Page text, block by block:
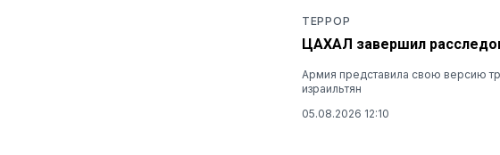
ТЕРРОР
ЦАХАЛ завершил
Армия представила свою версию
израильтян
05.08.2026 12:10